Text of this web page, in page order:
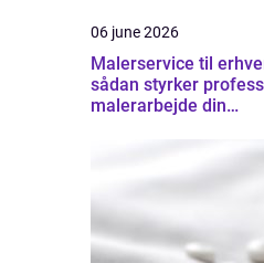
06 june 2026
Malerservice til
sådan styrker
malerarbejde din